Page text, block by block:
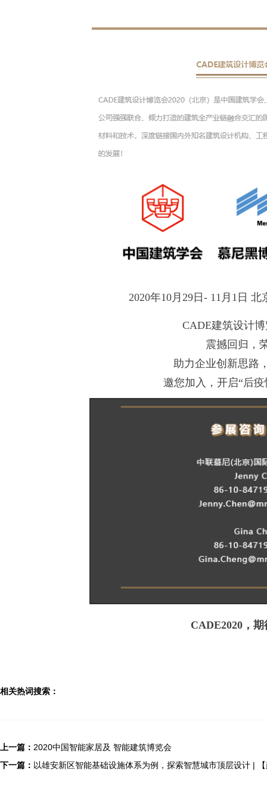
2020年10月29日- 11月1日
CADE建筑设计
震撼回归，
助力企业创新思路
邀您加入，开启“后
CADE2020，期
相关热词搜索：
上一篇： 2020中国智能家居及 智能建筑博览会
下一篇： 以雄安新区智能基础设施体系为例，探索智慧城市顶层设计 |